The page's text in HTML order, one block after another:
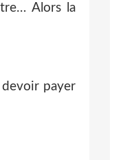
Alors la
devoir payer